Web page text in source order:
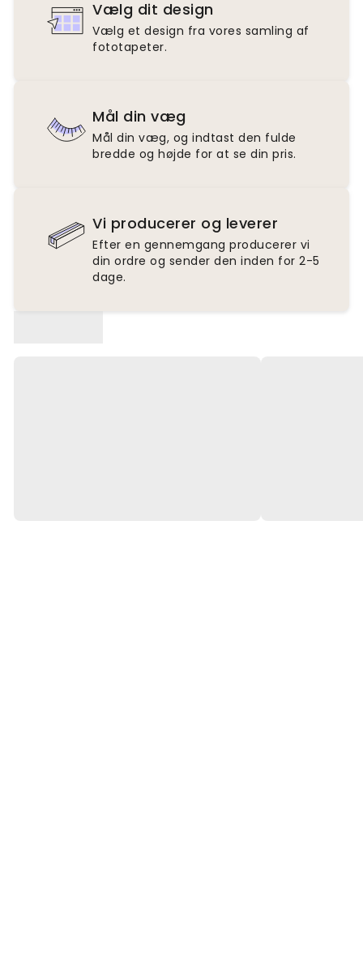
Vælg dit design
Vælg et design fra vores samling af
fototapeter.
Mål din væg
Mål din væg, og indtast den fulde
bredde og højde for at se din pris.
Vi producerer og leverer
Efter en gennemgang producerer vi
din ordre og sender den inden for 2-5
dage.